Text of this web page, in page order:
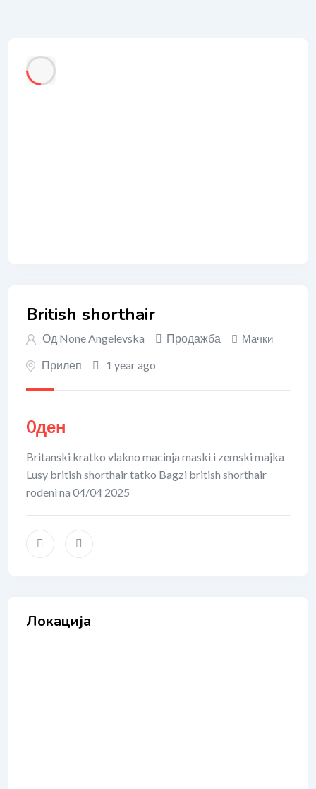
British shorthair
Од None Angelevska Продажба Мачки
Прилеп 1 year ago
0ден
Britanski kratko vlakno macinja maski i zemski majka
Lusy british shorthair tatko Bagzi british shorthair
rodeni na 04/04 2025
Локација